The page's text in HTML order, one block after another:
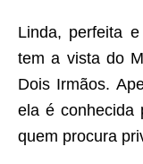
Linda, perfeita
tem a vista do
Dois Irmãos.
ela é conhecida
quem procura